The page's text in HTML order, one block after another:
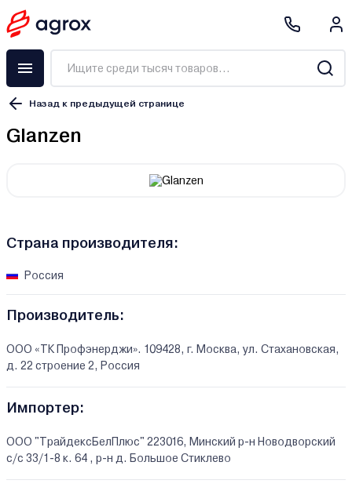
Назад к предыдущей странице
Glanzen
Страна производителя:
Россия
Производитель:
ООО «ТК Профэнерджи». 109428, г. Москва, ул. Стахановская,
д. 22 строение 2, Россия
Импортер:
ООО "ТрайдексБелПлюс" 223016, Минский р-н Новодворский
с/с 33/1-8 к. 64 , р-н д. Большое Стиклево